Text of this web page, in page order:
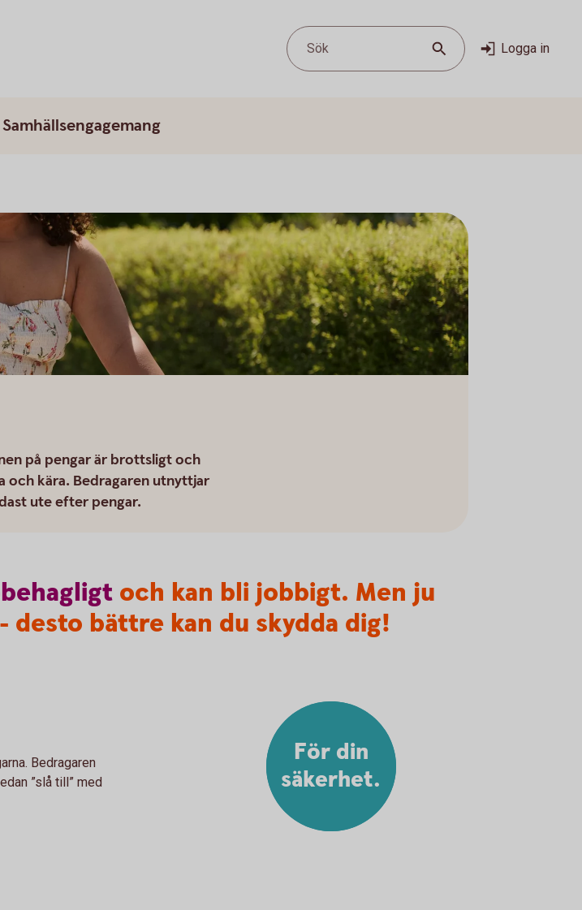
Sök Logga in
Samhällsengagemang
på pengar är brottsligt och
och kära. Bedragaren utnyttjar
ute efter pengar.
och kan bli jobbigt. Men ju
bättre kan du skydda dig!
Bedragaren
”slå till” med
För din
säkerhet.